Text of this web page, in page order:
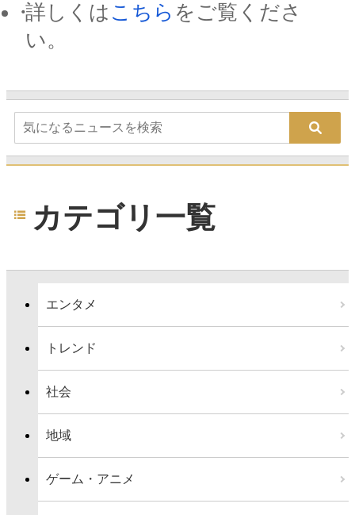
詳しくは こちら をご覧くださ
い。
カテゴリ一覧
エンタメ
トレンド
社会
地域
ゲーム・アニメ